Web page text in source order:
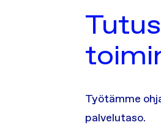
Työtämme
palvelutaso.